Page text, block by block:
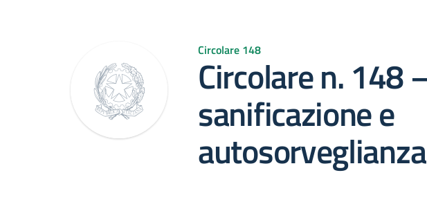
Circolare 148
Circolare n. 148
sanificazione e
autosorveglianza